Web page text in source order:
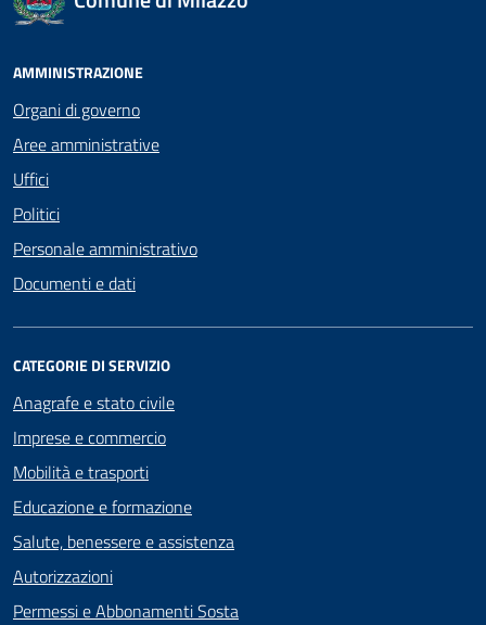
AMMINISTRAZIONE
Organi di governo
Aree amministrative
Uffici
Politici
Personale amministrativo
Documenti e dati
CATEGORIE DI SERVIZIO
Anagrafe e stato civile
Imprese e commercio
Mobilità e trasporti
Educazione e formazione
Salute, benessere e assistenza
Autorizzazioni
Permessi e Abbonamenti Sosta